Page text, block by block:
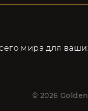
мира для
© 2026